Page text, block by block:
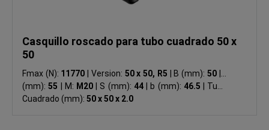
Casquillo roscado para tubo cuadrado 50 x
50
Fmax (N): 11770 Version: 50 x 50, R5 B (mm): 50
(mm):55 M: M20 S (mm): 44 b (mm): 46.5
Tubo
Cuadrado (mm): 50 x 50 x 2.0